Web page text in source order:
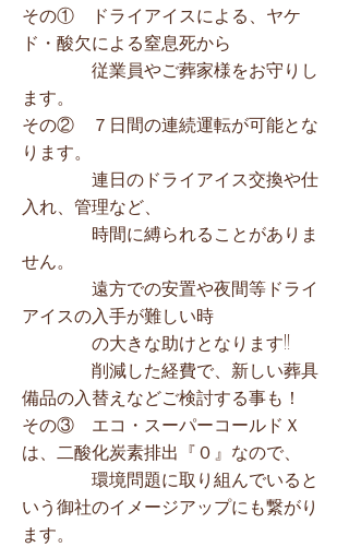
その① ドライアイスによる、ヤケ
ド・酸欠による窒息死から
従業員やご葬家様をお守りし
ます。
その② ７日間の連続運転が可能とな
ります。
連日のドライアイス交換や仕
入れ、管理など、
時間に縛られることがありま
せん。
遠方での安置や夜間等ドライ
アイスの入手が難しい時
の大きな助けとなります!!
削減した経費で、新しい葬具
備品の入替えなどご検討する事も！
その③ エコ・スーパーコールドＸ
は、二酸化炭素排出『０』なので、
環境問題に​取り組んでいると
いう御社のイメージアップにも繋がり
ます。